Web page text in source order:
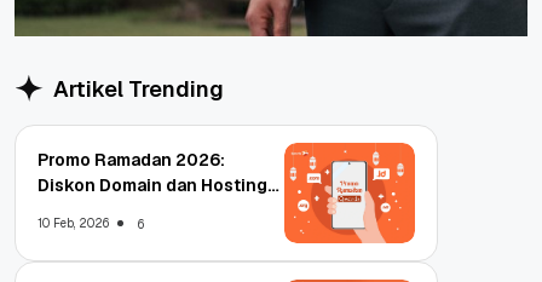
Artikel Trending
Promo Ramadan 2026:
Diskon Domain dan Hosting
10 Feb, 2026 6